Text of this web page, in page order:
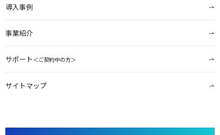
導入事例
事業紹介
サポート＜ご契約中の方＞
サイトマップ